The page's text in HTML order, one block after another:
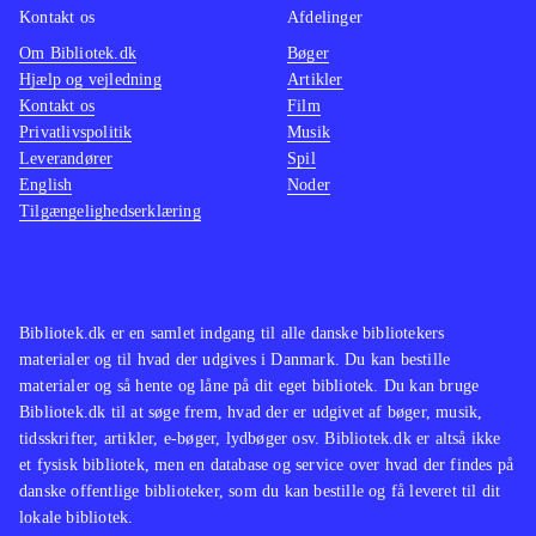
Bibliotek.dk er en samlet indgang til alle danske bibliotekers
materialer og til hvad der udgives i Danmark. Du kan bestille
materialer og så hente og låne på dit eget bibliotek. Du kan bruge
Bibliotek.dk til at søge frem, hvad der er udgivet af bøger, musik,
tidsskrifter, artikler, e-bøger, lydbøger osv. Bibliotek.dk er altså ikke
et fysisk bibliotek, men en database og service over hvad der findes på
danske offentlige biblioteker, som du kan bestille og få leveret til dit
lokale bibliotek.
Kontakt os
Om Bibliotek.dk
Hjælp og vejledning
Kontakt os
Privatlivspolitik
Leverandører
English
Tilgængelighedserklæring
Afdelinger
Bøger
Artikler
Film
Musik
Spil
Noder